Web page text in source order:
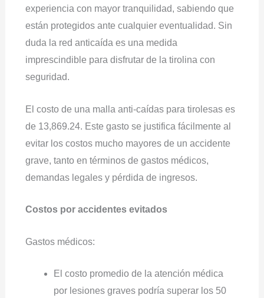
experiencia con mayor tranquilidad, sabiendo que
están protegidos ante cualquier eventualidad. Sin
duda la red anticaída es una medida
imprescindible para disfrutar de la tirolina con
seguridad.
El costo de una malla anti-caídas para tirolesas es
de 13,869.24. Este gasto se justifica fácilmente al
evitar los costos mucho mayores de un accidente
grave, tanto en términos de gastos médicos,
demandas legales y pérdida de ingresos.
Costos por accidentes evitados
Gastos médicos:
El costo promedio de la atención médica
por lesiones graves podría superar los 50